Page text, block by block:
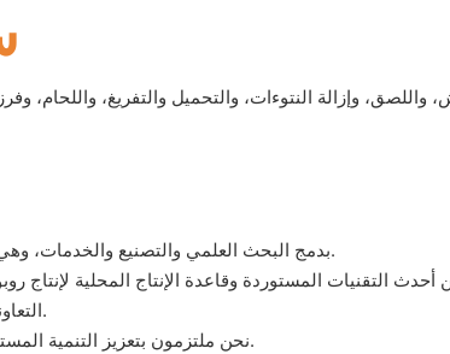
وإزالة النتوءات، والتحميل والتفريغ، واللحام،
· تقوم شركة CIANSUNG بدمج البحث العلمي والتصنيع والخدمات، وهي المزود المتكامل للروبوتات التعاونية في مجال التصنيع.
التعاونية في التصنيع، بالإضافة إلى قاعدة إنتاج مخصصة للبحث والتطوير في هذا المجال.
نحن ملتزمون بتعزيز التنمية المستدامة. ونعمل باستمرار على تحسين نظام الإدارة البيئية لتلبية متطلبات وعينا البيئي.